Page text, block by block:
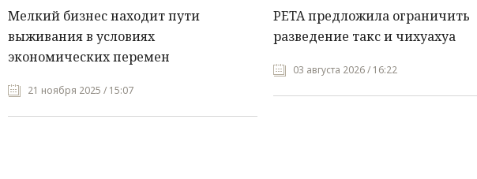
Мелкий бизнес находит пути
выживания в условиях
экономических перемен
21 ноября 2025 / 15:07
PETA предложила ограничить
разведение такс и чихуахуа
03 августа 2026 / 16:22